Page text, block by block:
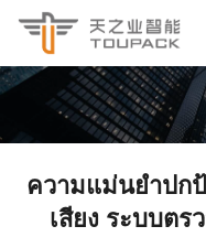
ความแม่นยำปก
เสียง ระบบต